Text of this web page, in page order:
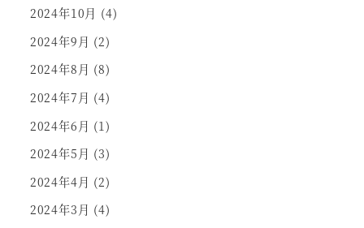
2024年10月 (4)
2024年9月 (2)
2024年8月 (8)
2024年7月 (4)
2024年6月 (1)
2024年5月 (3)
2024年4月 (2)
2024年3月 (4)